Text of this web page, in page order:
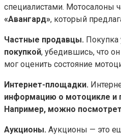
специалистами.​ Мотосалоны
«Авангард», который
Частные продавцы.
покупкой, убедившись, что
мог оценить состояние
Интернет-площадки.​
информацию о мотоцикле и
Например, можно
Аукционы. Аукционы — это